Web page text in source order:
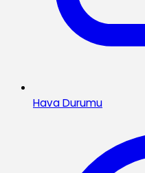
Hava Durumu